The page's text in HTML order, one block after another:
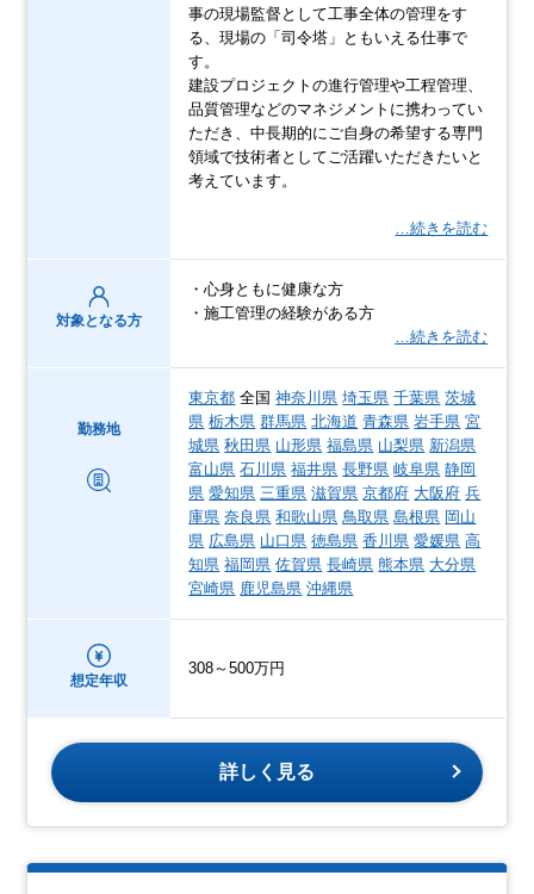
事の現場監督として工事全体の管理をす
る、現場の「司令塔」ともいえる仕事で
す。
建設プロジェクトの進行管理や工程管理、
品質管理などのマネジメントに携わってい
ただき、中長期的にご自身の希望する専門
領域で技術者としてご活躍いただきたいと
考えています。
…続きを読む
対象となる方
・心身ともに健康な方
・施工管理の経験がある方
…続きを読む
勤務地
東京都 全国神奈川県 埼玉県 千葉県 茨城
県 栃木県 群馬県 北海道 青森県 岩手県 宮
城県 秋田県 山形県 福島県 山梨県 新潟県
富山県 石川県 福井県 長野県 岐阜県 静岡
県 愛知県 三重県 滋賀県 京都府 大阪府 兵
庫県 奈良県 和歌山県 鳥取県 島根県 岡山
県 広島県 山口県 徳島県 香川県 愛媛県 高
知県 福岡県 佐賀県 長崎県 熊本県 大分県
宮崎県 鹿児島県 沖縄県
想定年収
308～500万円
詳しく見る